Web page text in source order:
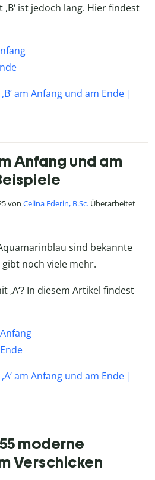
ist jedoch lang. Hier findest
am Anfang und am Ende |
Anfang und am
von Celina Ederin, B.Sc. Überarbeitet
sind bekannte
gibt noch viele mehr.
,A‘? In diesem Artikel findest
am Anfang und am Ende |
moderne
Verschicken